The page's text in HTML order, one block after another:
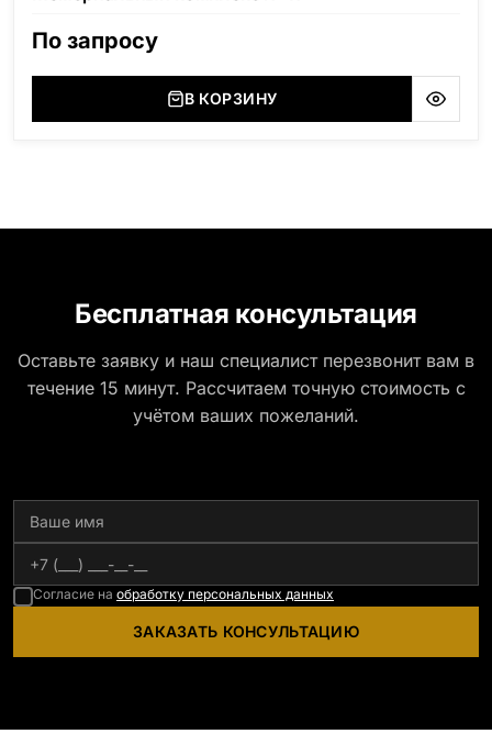
По запросу
В КОРЗИНУ
Бесплатная консультация
Оставьте заявку и наш специалист перезвонит вам в
течение 15 минут. Рассчитаем точную стоимость с
учётом ваших пожеланий.
Согласие на обработку персональных данных
ЗАКАЗАТЬ КОНСУЛЬТАЦИЮ